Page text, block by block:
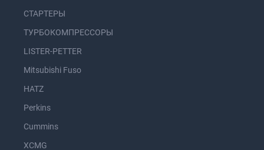
СТАРТЕРЫ
ТУРБОКОМПРЕССОРЫ
LISTER-PETTER
Mitsubishi Fuso
HATZ
Perkins
Cummins
XCMG